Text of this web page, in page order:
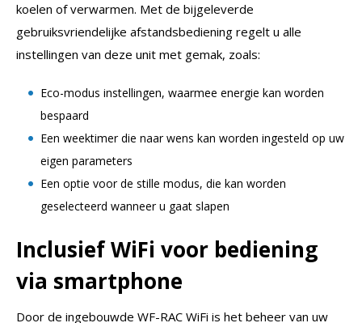
koelen of verwarmen. Met de bijgeleverde
gebruiksvriendelijke afstandsbediening regelt u alle
instellingen van deze unit met gemak, zoals:
Eco-modus instellingen, waarmee energie kan worden
bespaard
Een weektimer die naar wens kan worden ingesteld op uw
eigen parameters
Een optie voor de stille modus, die kan worden
geselecteerd wanneer u gaat slapen
Inclusief WiFi voor bediening
via smartphone
Door de ingebouwde WF-RAC WiFi is het beheer van uw